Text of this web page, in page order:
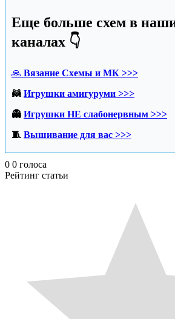
Еще больше схем в
каналах 👇
🙏 Вязание Схемы и МК >>>
🦝 Игрушки амигуруми >>>
👻 Игрушки НЕ слабонервным >>>
🧵 Вышивание для вас >>>
0 0 голоса
Рейтинг статьи